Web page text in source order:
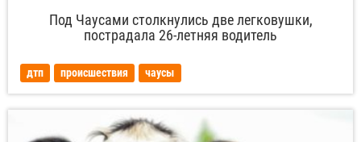
Под Чаусами столкнулись две легковушки,
пострадала 26-летняя водитель
дтп происшествия чаусы